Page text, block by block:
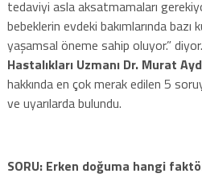
tedaviyi asla aksatmamaları
bebeklerin evdeki bakımlarında
yaşamsal öneme sahip oluyor.” diyor.
Hastalıkları Uzmanı Dr. Murat
hakkında en çok merak edilen 5
ve uyarılarda bulundu.
SORU: Erken doğuma hangi